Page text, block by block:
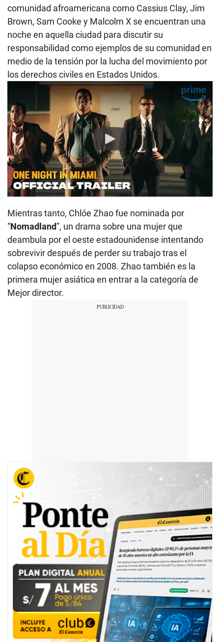
comunidad afroamericana como Cassius Clay, Jim
Brown, Sam Cooke y Malcolm X se encuentran una
noche en aquella ciudad para discutir su
responsabilidad como ejemplos de su comunidad en
medio de la tensión por la lucha del movimiento por
los derechos civiles en Estados Unidos.
Play
Mientras tanto, Chlóe Zhao fue nominada por
“Nomadland”, un drama sobre una mujer que
deambula por el oeste estadounidense intentando
sobrevivir después de perder su trabajo tras el
colapso económico en 2008. Zhao también es la
primera mujer asiática en entrar a la categoría de
Mejor director.